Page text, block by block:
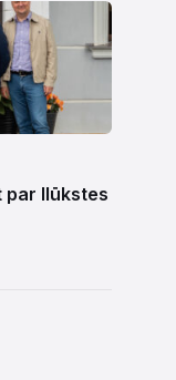
par Ilūkstes